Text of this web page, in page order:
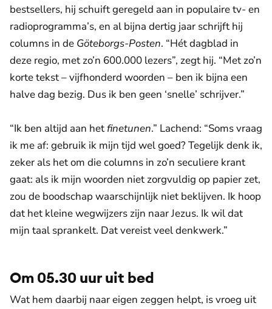
bestsellers, hij schuift geregeld aan in populaire tv- en
radioprogramma’s, en al bijna dertig jaar schrijft hij
columns in de Göteborgs-Posten. “Hét dagblad in
deze regio, met zo’n 600.000 lezers”, zegt hij. “Met zo’n
korte tekst – vijfhonderd woorden – ben ik bijna een
halve dag bezig. Dus ik ben geen ‘snelle’ schrijver.”
“Ik ben altijd aan hetfinetunen.” Lachend: “Soms vraag
ik me af: gebruik ik mijn tijd wel goed? Tegelijk denk ik,
zeker als het om die columns in zo’n seculiere krant
gaat: als ik mijn woorden niet zorgvuldig op papier zet,
zou de boodschap waarschijnlijk niet beklijven. Ik hoop
dat het kleine wegwijzers zijn naar Jezus. Ik wil dat
mijn taal sprankelt. Dat vereist veel denkwerk.”
Om 05.30 uur uit bed
Wat hem daarbij naar eigen zeggen helpt, is vroeg uit